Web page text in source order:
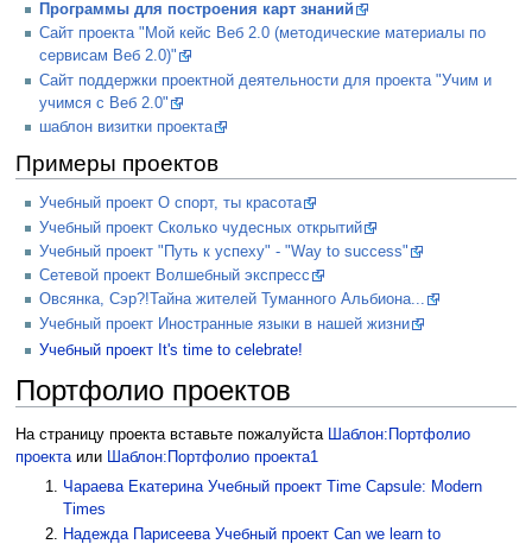
Программы для построения карт знаний
Сайт проекта "Мой кейс Веб 2.0 (методические материалы по
сервисам Веб 2.0)"
Сайт поддержки проектной деятельности для проекта "Учим и
учимся с Веб 2.0"
шаблон визитки проекта
Примеры проектов
Учебный проект О спорт, ты красота
Учебный проект Сколько чудесных открытий
Учебный проект "Путь к успеху" - "Way to success"
Сетевой проект Волшебный экспресс
Овсянка, Сэр?!Тайна жителей Туманного Альбиона...
Учебный проект Иностранные языки в нашей жизни
Учебный проект It's time to celebrate!
Портфолио проектов
На страницу проекта вставьте пожалуйста Шаблон:Портфолио
проектаили Шаблон:Портфолио проекта1
Чараева Екатерина Учебный проект Time Capsule: Modern
Times
Надежда Парисеева Учебный проект Can we learn to